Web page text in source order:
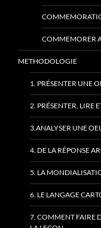
COMMEMORER
METHODOLOGIE
1. PRÉSENTER UNE
2. PRÉSENTER, LIRE
3.ANALYSER UNE
4. DE LA RÉPONSE
5. LA
6. LE LANGAGE
7. COMMENT FAIRE